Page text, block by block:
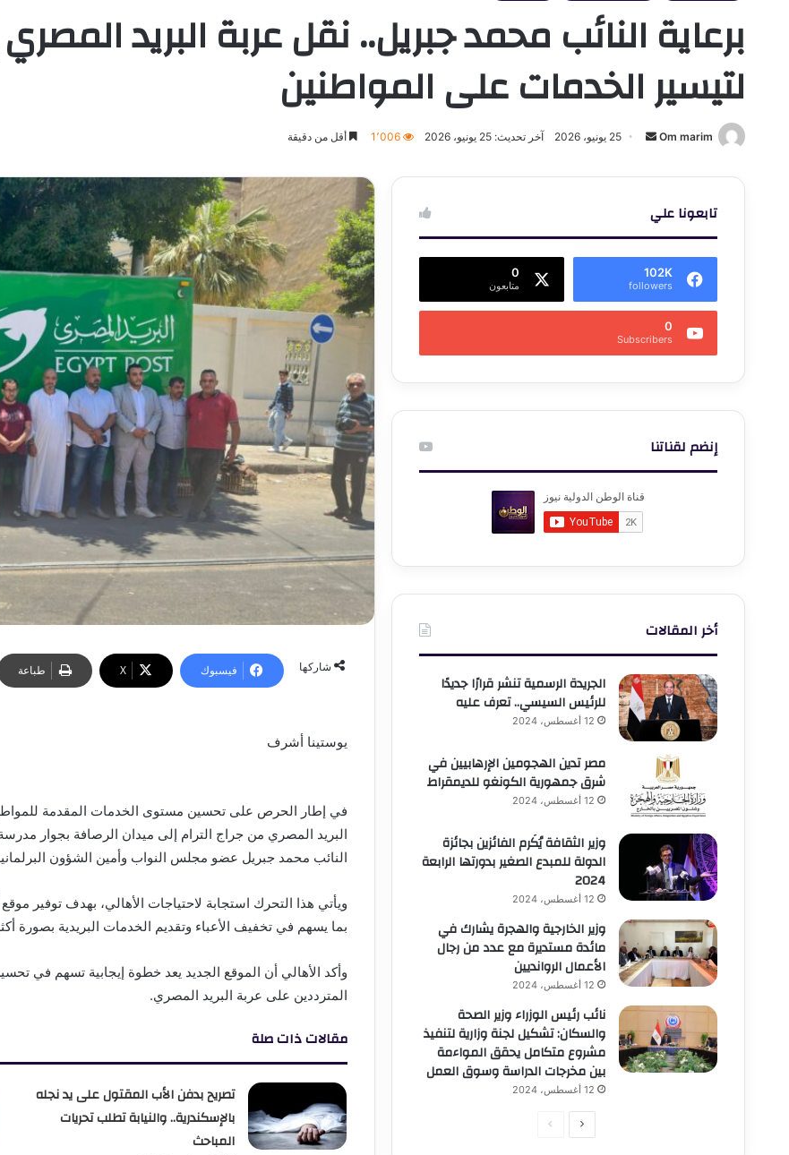
برعاية النائب محمد جبريل.. نقل عربة البريد
لتيسير الخدمات على المواطنين
Om marim
أرسل
إلكترونيا
25 يونيو، 2026 آخر تحديث: 25 يونيو، 2026 1٬006 أقل من دقيقة
شاركها فيسبوك ‫X طباعة
يوستينا أشرف
في إطار الحرص على تحسين مستوى الخدمات المقدمة
البريد المصري من جراج الترام إلى ميدان الرصافة بجوار
النائب محمد جبريل عضو مجلس النواب وأمين الشؤون
ويأتي هذا التحرك استجابة لاحتياجات الأهالي، بهدف توفير
بما يسهم في تخفيف الأعباء وتقديم الخدمات البريدية بصورة
وأكد الأهالي أن الموقع الجديد يعد خطوة إيجابية تسهم في
المترددين على عربة البريد المصري.
مقالات ذات صلة
تصريح بدفن الأب المقتول على يد نجله
بالإسكندرية.. والنيابة تطلب تحريات
المباحث
تابعونا علي
102K
followers
0
متابعون
0
Subscribers
إنضم لقناتنا
أخر المقالات
الجريدة الرسمية تنشر قرارًا جديدًا
للرئيس السيسي.. تعرف عليه
12 أغسطس، 2024
مصر تدين الهجومين الإرهابيين في
شرق جمهورية الكونغو للديمقراط
12 أغسطس، 2024
وزير الثقافة يُكَرم الفائزين بجائزة
الدولة للمبدع الصغير بدورتها الرابعة
2024
12 أغسطس، 2024
وزير الخارجية والهجرة يشارك في
مائدة مستديرة مع عدد من رجال
الأعمال الروانديين
12 أغسطس، 2024
نائب رئيس الوزراء وزير الصحة
والسكان: تشكيل لجنة وزارية لتنفيذ
مشروع متكامل يحقق المواءمة
بين مخرجات الدراسة وسوق العمل
12 أغسطس، 2024
الصفحةالصفحة